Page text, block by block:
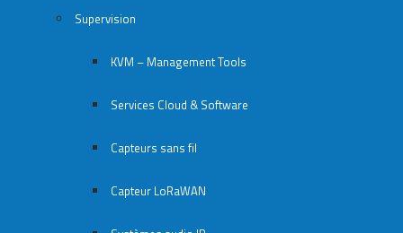
Supervision
KVM – Management Tools
Services Cloud & Software
Capteurs sans fil
Capteur LoRaWAN